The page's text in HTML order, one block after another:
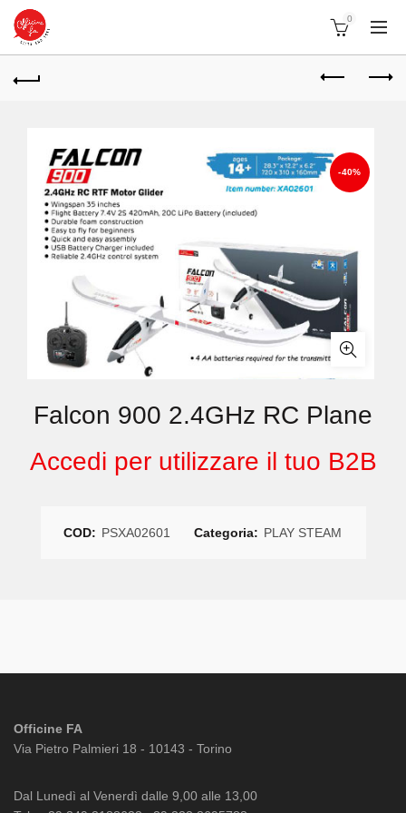
0
-40%
Falcon 900 2.4GHz RC Plane
Accedi per utilizzare il tuo B2B
COD: PSXA02601 Categoria: PLAY STEAM
Officine FA
Via Pietro Palmieri 18 - 10143 - Torino
Dal Lunedì al Venerdì dalle 9,00 alle 13,00